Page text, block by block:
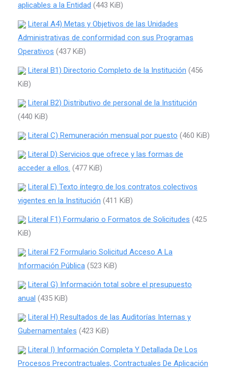
aplicables a la Entidad (443 KiB)
Literal A4) Metas y Objetivos de las Unidades
Administrativas de conformidad con sus Programas
Operativos (437 KiB)
Literal B1) Directorio Completo de la Institución (456
KiB)
Literal B2) Distributivo de personal de la Institución
(440 KiB)
Literal C) Remuneración mensual por puesto (460 KiB)
Literal D) Servicios que ofrece y las formas de
acceder a ellos. (477 KiB)
Literal E) Texto íntegro de los contratos colectivos
vigentes en la Institución (411 KiB)
Literal F1) Formulario o Formatos de Solicitudes (425
KiB)
Literal F2 Formulario Solicitud Acceso A La
Información Pública (523 KiB)
Literal G) Información total sobre el presupuesto
anual (435 KiB)
Literal H) Resultados de las Auditorías Internas y
Gubernamentales (423 KiB)
Literal I) Información Completa Y Detallada De Los
Procesos Precontractuales, Contractuales De Aplicación